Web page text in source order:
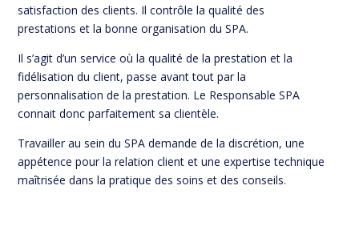
satisfaction des clients. Il contrôle la qualité des
prestations et la bonne organisation du SPA.
Il s’agit d’un service où la qualité de la prestation et la
fidélisation du client, passe avant tout par la
personnalisation de la prestation. Le Responsable SPA
connait donc parfaitement sa clientèle.
Travailler au sein du SPA demande de la discrétion, une
appétence pour la relation client et une expertise technique
maîtrisée dans la pratique des soins et des conseils.